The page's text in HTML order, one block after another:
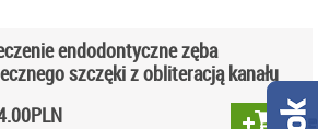
endodontyczne zęba
szczęki z obliteracją kanału
PLN